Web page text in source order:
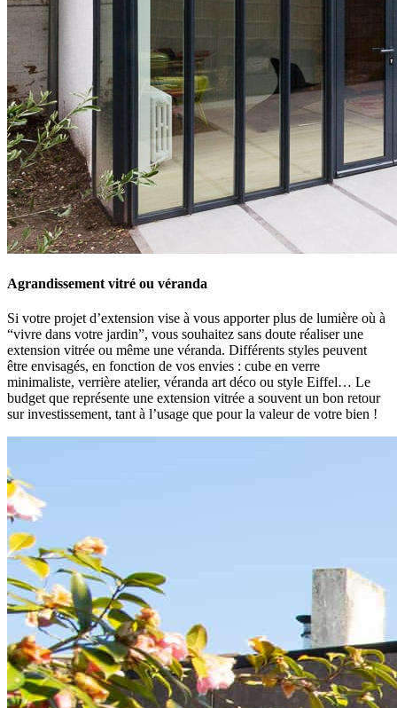
Agrandissement vitré ou véranda
Si votre projet d’extension vise à vous apporter plus de lumière où à
“vivre dans votre jardin”, vous souhaitez sans doute réaliser une
extension vitrée ou même une véranda. Différents styles peuvent
être envisagés, en fonction de vos envies : cube en verre
minimaliste, verrière atelier, véranda art déco ou style Eiffel… Le
budget que représente une extension vitrée a souvent un bon retour
sur investissement, tant à l’usage que pour la valeur de votre bien !